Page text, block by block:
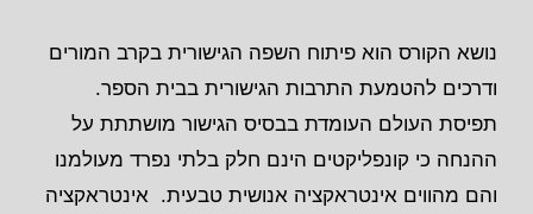
נושא הקורס הוא פיתוח השפה הגישורית בקרב המורים
ודרכים להטמעת התרבות הגישורית בבית הספר.
תפיסת העולם העומדת בבסיס הגישור מושתתת על
ההנחה כי קונפליקטים הינם חלק בלתי נפרד מעולמנו
והם מהווים אינטראקציה אנושית טבעית. אינטראקציה